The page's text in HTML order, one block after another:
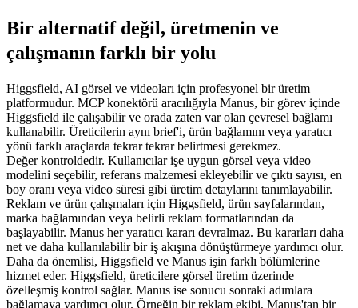
Bir alternatif değil, üretmenin ve
çalışmanın farklı bir yolu
Higgsfield, AI görsel ve videoları için profesyonel bir üretim
platformudur. MCP konektörü aracılığıyla Manus, bir görev içinde
Higgsfield ile çalışabilir ve orada zaten var olan çevresel bağlamı
kullanabilir. Üreticilerin aynı brief'i, ürün bağlamını veya yaratıcı
yönü farklı araçlarda tekrar tekrar belirtmesi gerekmez.
Değer kontroldedir. Kullanıcılar işe uygun görsel veya video
modelini seçebilir, referans malzemesi ekleyebilir ve çıktı sayısı, en
boy oranı veya video süresi gibi üretim detaylarını tanımlayabilir.
Reklam ve ürün çalışmaları için Higgsfield, ürün sayfalarından,
marka bağlamından veya belirli reklam formatlarından da
başlayabilir. Manus her yaratıcı kararı devralmaz. Bu kararları daha
net ve daha kullanılabilir bir iş akışına dönüştürmeye yardımcı olur.
Daha da önemlisi, Higgsfield ve Manus işin farklı bölümlerine
hizmet eder. Higgsfield, üreticilere görsel üretim üzerinde
özelleşmiş kontrol sağlar. Manus ise sonucu sonraki adımlara
bağlamaya yardımcı olur. Örneğin bir reklam ekibi, Manus'tan bir